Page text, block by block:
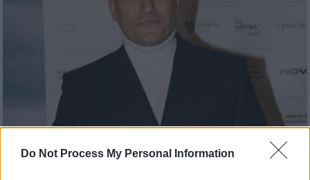
Do Not Process My Personal Information
Lifestyle|03.07.2024 10:40